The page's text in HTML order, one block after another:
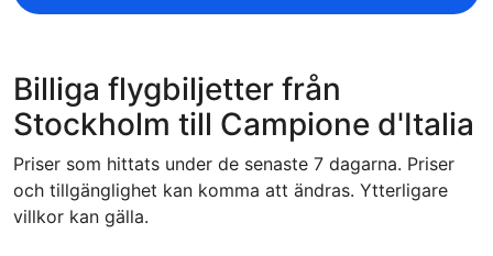
Billiga flygbiljetter från
Stockholm till Campione d'Italia
Priser som hittats under de senaste 7 dagarna. Priser
och tillgänglighet kan komma att ändras. Ytterligare
villkor kan gälla.